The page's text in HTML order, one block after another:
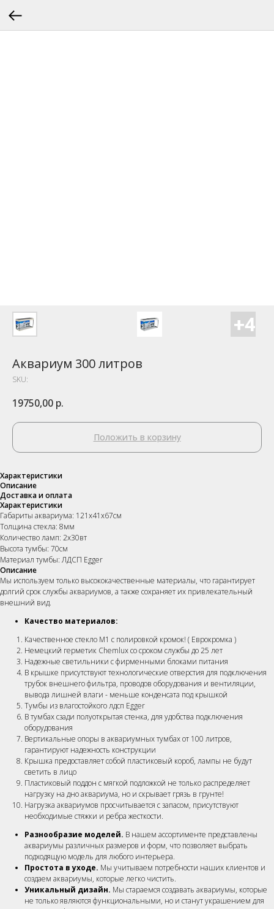
Аквариум 300 литров
SKU:
19750,00 р.
Положить в корзину
Характеристики
Описание
Доставка и оплата
Характеристики
Габариты аквариума: 121х41х67см
Толщина стекла: 8мм
Количество ламп: 2х30вт
Высота тумбы: 70см
Материал тумбы: ЛДСП Egger
Описание
Мы используем только высококачественные материалы, что гарантирует
долгий срок службы аквариумов, а также сохраняет их привлекательный
внешний вид.
Качество материалов:
Качественное стекло М1 с полировкой кромок! ( Еврокромка )
Немецкий герметик Chemlux со сроком службы до 25 лет
Надежные светильники c фирменными блоками питания
В крышке присутствуют технологические отверстия для подключения
трубок внешнего фильтра, проводов оборудования и вентиляции,
вывода лишней влаги - меньше конденсата под крышкой
Тумбы из влагостойкого лдсп Egger
В тумбах сзади полуоткрытая стенка, для удобства подключения
оборудования
Вертикальные опоры в аквариумных тумбах от 100 литров,
гарантируют надежность конструкции
Крышка предоставляет собой пластиковый короб, лампы не будут
светить в лицо
Пластиковый поддон с мягкой подложкой не только распределяет
нагрузку на дно аквариума, но и скрывает грязь в грунте!
Нагрузка аквариумов просчитывается с запасом, присутствуют
необходимые стяжки и ребра жесткости.
Разнообразие моделей. В нашем ассортименте представлены
аквариумы различных размеров и форм, что позволяет выбрать
подходящую модель для любого интерьера.
Простота в уходе. Мы учитываем потребности наших клиентов и
создаем аквариумы, которые легко чистить.
Уникальный дизайн. Мы стараемся создавать аквариумы, которые
не только являются функциональными, но и станут украшением для